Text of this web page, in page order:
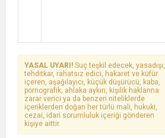
YASAL UYARI! Suç teşkil edecek, yasadışı,
tehditkar, rahatsız edici, hakaret ve küfür
içeren, aşağılayıcı, küçük düşürücü, kaba,
pornografik, ahlaka aykırı, kişilik haklarına
zarar verici ya da benzeri niteliklerde
içeriklerden doğan her türlü mali, hukuki,
cezai, idari sorumluluk içeriği gönderen
kişiye aittir.